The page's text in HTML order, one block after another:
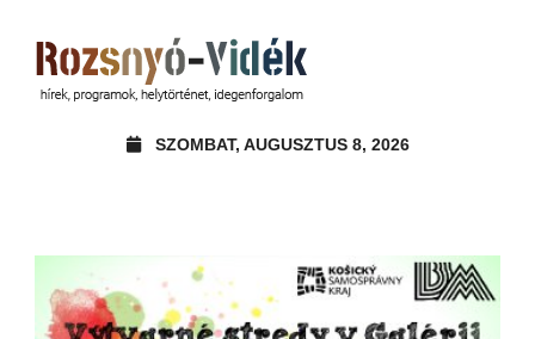
SZOMBAT, AUGUSZTUS 8, 2026